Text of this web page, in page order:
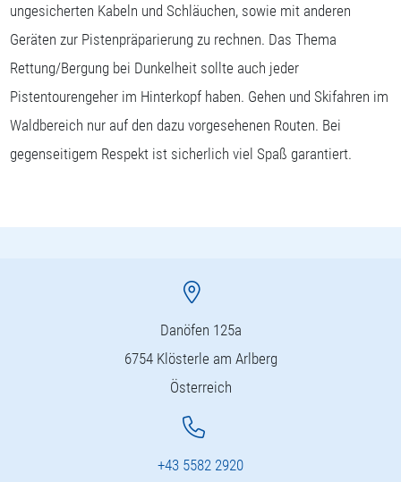
ungesicherten Kabeln und Schläuchen, sowie mit anderen
Geräten zur Pistenpräparierung zu rechnen. Das Thema
Rettung/Bergung bei Dunkelheit sollte auch jeder
Pistentourengeher im Hinterkopf haben. Gehen und Skifahren im
Waldbereich nur auf den dazu vorgesehenen Routen. Bei
gegenseitigem Respekt ist sicherlich viel Spaß garantiert.
Danöfen 125a
6754 Klösterle am Arlberg
Österreich
+43 5582 2920